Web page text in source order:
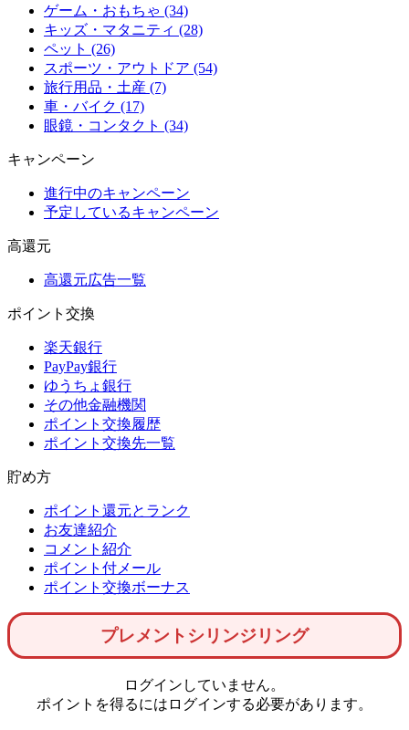
ゲーム・おもちゃ (34)
キッズ・マタニティ (28)
ペット (26)
スポーツ・アウトドア (54)
旅行用品・土産 (7)
車・バイク (17)
眼鏡・コンタクト (34)
キャンペーン
進行中のキャンペーン
予定しているキャンペーン
高還元
高還元広告一覧
ポイント交換
楽天銀行
PayPay銀行
ゆうちょ銀行
その他金融機関
ポイント交換履歴
ポイント交換先一覧
貯め方
ポイント還元とランク
お友達紹介
コメント紹介
ポイント付メール
ポイント交換ボーナス
プレメントシリンジリング
ログインしていません。
ポイントを得るにはログインする必要があります。